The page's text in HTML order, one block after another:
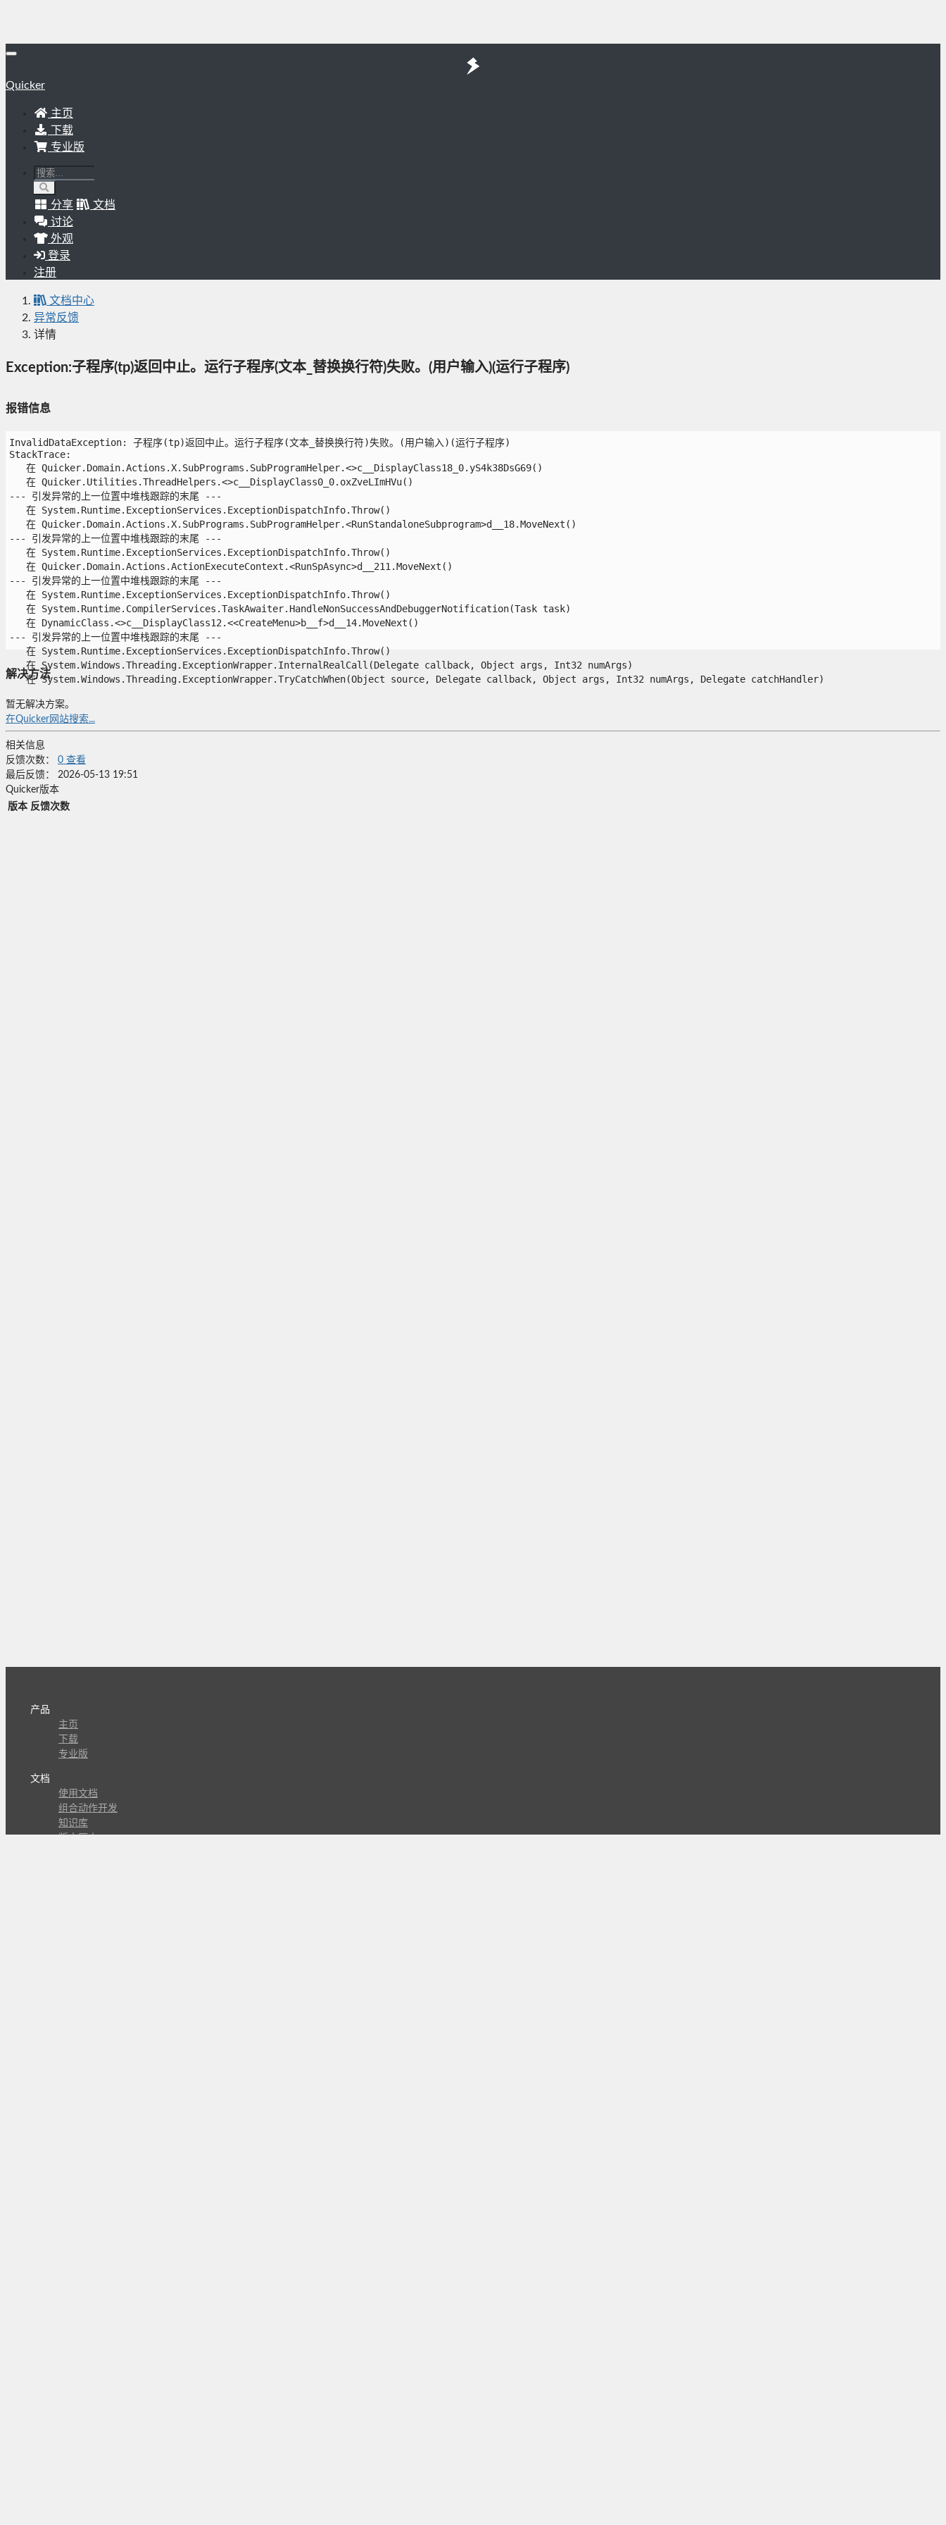
Quicker
主页
下载
专业版
分享
文档
讨论
外观
登录
注册
文档中心
异常反馈
详情
Exception:子程序(tp)返回中止。运行子程序(文本_替换换行符)失败。(用户输入)(运行子程序)
报错信息
InvalidDataException: 子程序(tp)返回中止。运行子程序(文本_替换换行符)失败。(用户输入)(运行子程序)
StackTrace:
   在 Quicker.Domain.Actions.X.SubPrograms.SubProgramHelper.<>c__DisplayClass18_0.yS4k38DsG69()
   在 Quicker.Utilities.ThreadHelpers.<>c__DisplayClass0_0.oxZveLImHVu()
--- 引发异常的上一位置中堆栈跟踪的末尾 ---
   在 System.Runtime.ExceptionServices.ExceptionDispatchInfo.Throw()
   在 Quicker.Domain.Actions.X.SubPrograms.SubProgramHelper.<RunStandaloneSubprogram>d__18.MoveNext()
--- 引发异常的上一位置中堆栈跟踪的末尾 ---
   在 System.Runtime.ExceptionServices.ExceptionDispatchInfo.Throw()
   在 Quicker.Domain.Actions.ActionExecuteContext.<RunSpAsync>d__211.MoveNext()
--- 引发异常的上一位置中堆栈跟踪的末尾 ---
   在 System.Runtime.ExceptionServices.ExceptionDispatchInfo.Throw()
   在 System.Runtime.CompilerServices.TaskAwaiter.HandleNonSuccessAndDebuggerNotification(Task task)
   在 DynamicClass.<>c__DisplayClass12.<<CreateMenu>b__f>d__14.MoveNext()
--- 引发异常的上一位置中堆栈跟踪的末尾 ---
   在 System.Runtime.ExceptionServices.ExceptionDispatchInfo.Throw()
   在 System.Windows.Threading.ExceptionWrapper.InternalRealCall(Delegate callback, Object args, Int32 numArgs)
   在 System.Windows.Threading.ExceptionWrapper.TryCatchWhen(Object source, Delegate callback, Object args, Int32 numArgs, Delegate catchHandler)
解决方法
暂无解决方案。
在Quicker网站搜索...
相关信息
反馈次数：
0 查看
最后反馈：
2026-05-13 19:51
Quicker版本
版本 反馈次数
产品
主页
下载
专业版
文档
使用文档
组合动作开发
知识库